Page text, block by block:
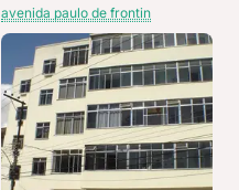
avenida paulo de frontin